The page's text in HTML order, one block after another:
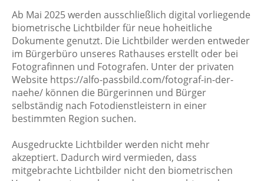
Ab Mai 2025 werden ausschließlich digital vorliegende
biometrische Lichtbilder für neue hoheitliche
Dokumente genutzt. Die Lichtbilder werden entweder
im Bürgerbüro unseres Rathauses erstellt oder bei
Fotografinnen und Fotografen. Unter der privaten
Website https://alfo-passbild.com/fotograf-in-der-
naehe/ können die Bürgerinnen und Bürger
selbständig nach Fotodienstleistern in einer
bestimmten Region suchen.
Ausgedruckte Lichtbilder werden nicht mehr
akzeptiert. Dadurch wird vermieden, dass
mitgebrachte Lichtbilder nicht den biometrischen